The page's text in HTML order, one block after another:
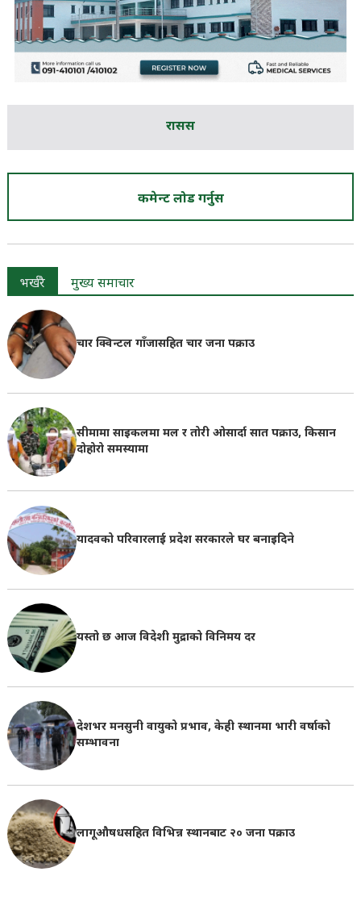
रासस
कमेन्ट लोड गर्नुस
भर्खरै मुख्य समाचार
चार क्विन्टल गाँजासहित चार जना पक्राउ
सीमामा साइकलमा मल र तोरी ओसार्दा सात पक्राउ, किसान
दोहोरो समस्यामा
यादवको परिवारलाई प्रदेश सरकारले घर बनाइदिने
यस्तो छ आज विदेशी मुद्राको विनिमय दर
देशभर मनसुनी वायुको प्रभाव, केही स्थानमा भारी वर्षाको
सम्भावना
लागूऔषधसहित विभिन्न स्थानबाट २० जना पक्राउ